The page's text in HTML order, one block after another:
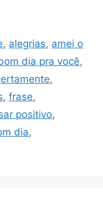
, alegrias, amei o
dia pra você,
,
, frase,
positivo,
dia,